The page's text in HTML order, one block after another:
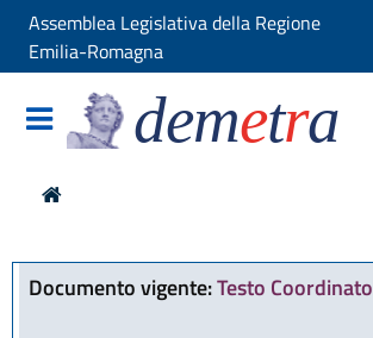
Assemblea Legislativa della Regione
Emilia-Romagna
demetra
Documento vigente:Testo Coordinato